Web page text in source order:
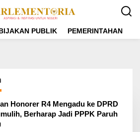
PUBLIK PEMERINTAHAN
Honorer R4 Mengadu ke DPRD
Berharap Jadi PPPK Paruh